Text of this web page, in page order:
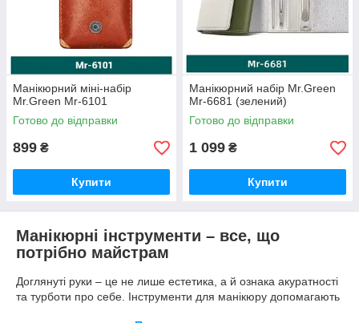
Манікюрний міні-набір
Mr.Green Mr-6101
Готово до відправки
899 ₴
Купити
Манікюрний набір Mr.Green
Mr-6681 (зелений)
Готово до відправки
1 099 ₴
Купити
Манікюрні інструменти – все, що
потрібно майстрам
Доглянуті руки – це не лише естетика, а й ознака акуратності
та турботи про себе. Інструменти для манікюру допомагають